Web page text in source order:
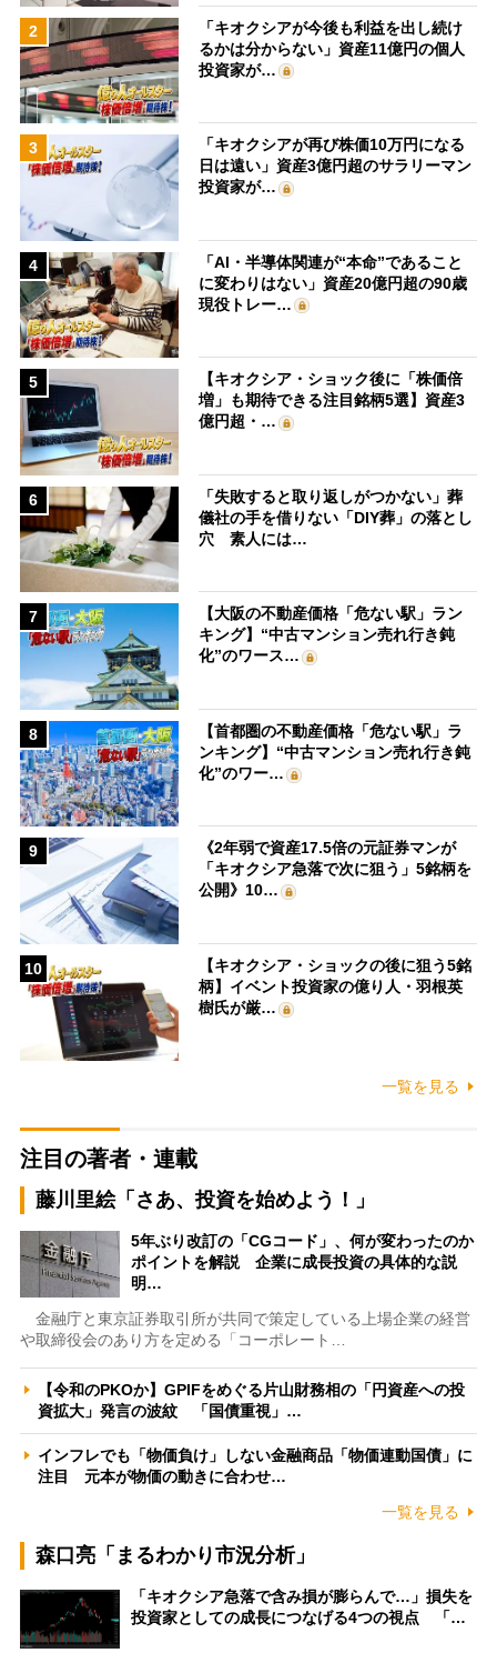
2
「キオクシアが今後も利益を出し続け
るかは分からない」資産11億円の個人
投資家が…
3
「キオクシアが再び株価10万円になる
日は遠い」資産3億円超のサラリーマン
投資家が…
4
「AI・半導体関連が“本命”であること
に変わりはない」資産20億円超の90歳
現役トレー…
5
【キオクシア・ショック後に「株価倍
増」も期待できる注目銘柄5選】資産3
億円超・…
6
「失敗すると取り返しがつかない」葬
儀社の手を借りない「DIY葬」の落とし
穴 素人には…
7
【大阪の不動産価格「危ない駅」ラン
キング】“中古マンション売れ行き鈍
化”のワース…
8
【首都圏の不動産価格「危ない駅」ラ
ンキング】“中古マンション売れ行き鈍
化”のワー…
9
《2年弱で資産17.5倍の元証券マンが
「キオクシア急落で次に狙う」5銘柄を
公開》10…
10
【キオクシア・ショックの後に狙う5銘
柄】イベント投資家の億り人・羽根英
樹氏が厳…
一覧を見る
注目の著者・連載
藤川里絵「さあ、投資を始めよう！」
5年ぶり改訂の「CGコード」、何が変わったのか
ポイントを解説 企業に成長投資の具体的な説
明…
金融庁と東京証券取引所が共同で策定している上場企業の経営
や取締役会のあり方を定める「コーポレート…
【令和のPKOか】GPIFをめぐる片山財務相の「円資産への投
資拡大」発言の波紋 「国債重視」…
インフレでも「物価負け」しない金融商品「物価連動国債」に
注目 元本が物価の動きに合わせ…
一覧を見る
森口亮「まるわかり市況分析」
「キオクシア急落で含み損が膨らんで…」損失を
投資家としての成長につなげる4つの視点 「…